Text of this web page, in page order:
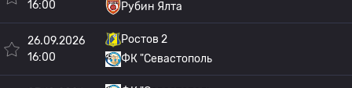
16:00
Рубин Ялта
26.09.2026
16:00
Ростов 2
ФК "Севастополь